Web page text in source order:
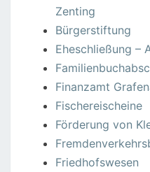
Zenting
Bürgerstiftung
Eheschließung –
Finanzamt
Fischereischeine
Förderung von
Friedhofswesen